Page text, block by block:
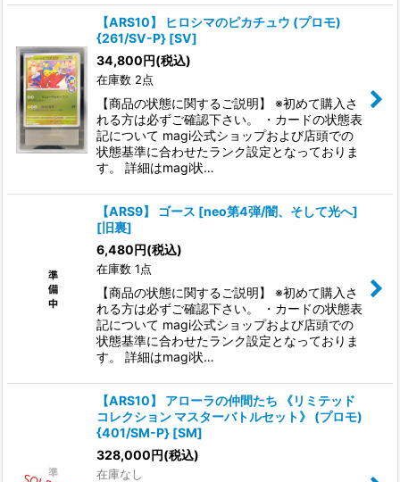
【ARS10】 ヒロシマのピカチュウ (プロモ)
{261/SV-P} [SV]
34,800円(税込)
在庫数 2点
【商品の状態に関するご説明】 ※初めて購入さ
れる方は必ずご確認下さい。 ・カードの状態表
記について magi公式ショップおよび店頭での
状態基準に合わせたランク設定となっておりま
す。 詳細はmagi状…
【ARS9】 ゴース [neo第4弾/闇、そして光へ]
[旧裏]
6,480円(税込)
在庫数 1点
【商品の状態に関するご説明】 ※初めて購入さ
れる方は必ずご確認下さい。 ・カードの状態表
記について magi公式ショップおよび店頭での
状態基準に合わせたランク設定となっておりま
す。 詳細はmagi状…
【ARS10】 アローラの仲間たち 《リミテッド
コレクション マスターバトルセット》 (プロモ)
{401/SM-P} [SM]
328,000円(税込)
在庫なし